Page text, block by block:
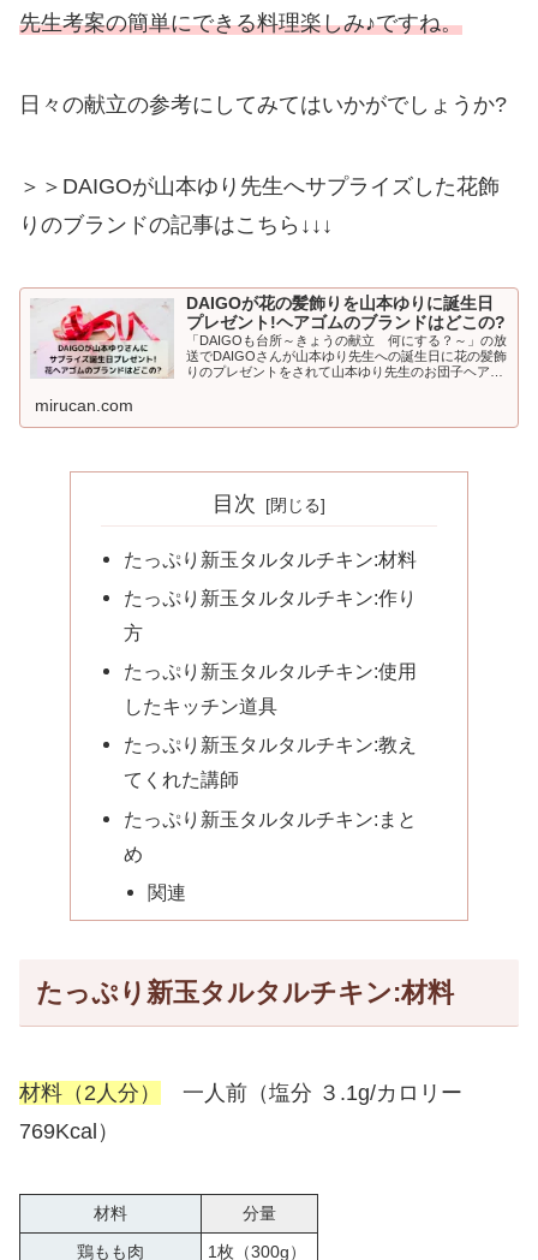
先生考案の簡単にできる料理楽しみ♪ですね。
日々の献立の参考にしてみてはいかがでしょうか?
＞＞DAIGOが山本ゆり先生へサプライズした花飾
りのブランドの記事はこちら↓↓↓
DAIGOが花の髪飾りを山本ゆりに誕生日
プレゼント!ヘアゴムのブランドはどこの?
「DAIGOも台所～きょうの献立 何にする？～」の放
送でDAIGOさんが山本ゆり先生への誕生日に花の髪飾
りのプレゼントをされて山本ゆり先生のお団子ヘアー
mirucan.com
目次
たっぷり新玉タルタルチキン:材料
たっぷり新玉タルタルチキン:作り
方
たっぷり新玉タルタルチキン:使用
したキッチン道具
たっぷり新玉タルタルチキン:教え
てくれた講師
たっぷり新玉タルタルチキン:まと
め
関連
たっぷり新玉タルタルチキン:材料
材料（2人分）
一人前（塩分 ３.1g/カロリー
769Kcal）
材料
分量
鶏もも肉
1枚（300g）